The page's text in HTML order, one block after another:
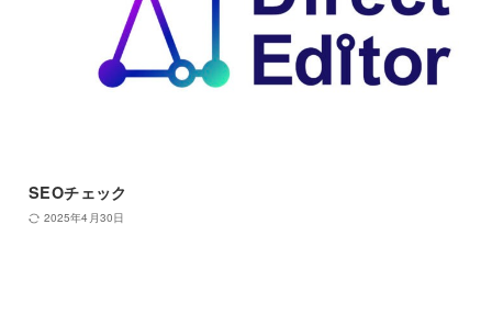
SEOチェック
2025年4月30日